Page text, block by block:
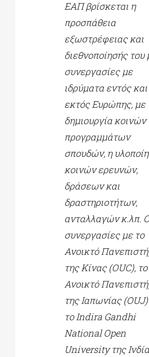
ΕΑΠ βρίσκεται η
προσπάθεια
εξωστρέφειας και
διεθνοποίησής του
συνεργασίες με
ιδρύματα εντός και
εκτός Ευρώπης, με
δημιουργία κοινών
προγραμμάτων
σπουδών, η
κοινών ερευνών,
δράσεων και
δραστηριοτήτων,
ανταλλαγών κ.λπ.
συνεργασίες με το
Ανοικτό
της Κίνας (OUC), το
Ανοικτό
της Ιαπωνίας (OUJ
τοIndira Gandhi
National Open
Universityτης